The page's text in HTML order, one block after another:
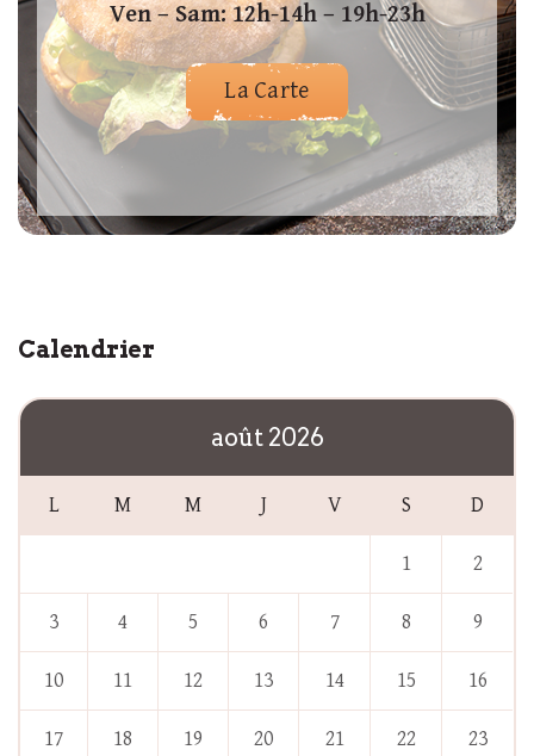
Ven – Sam: 12h-14h – 19h-23h
La Carte
Calendrier
août 2026
L M M J V S D
1 2
3 4 5 6 7 8 9
10 11 12 13 14 15 16
17 18 19 20 21 22 23